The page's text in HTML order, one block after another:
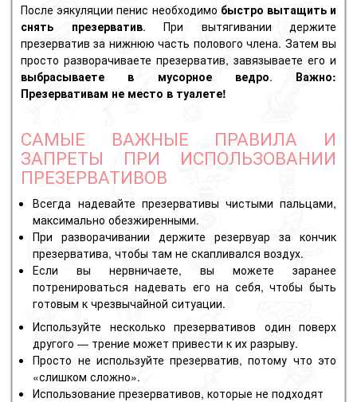
После эякуляции пенис необходимо быстро вытащить и
снять презерватив. При вытягивании держите
презерватив за нижнюю часть полового члена. Затем вы
просто разворачиваете презерватив, завязываете его и
выбрасываете в мусорное ведро. Важно:
Презервативам не место в туалете!
САМЫЕ ВАЖНЫЕ ПРАВИЛА И
ЗАПРЕТЫ ПРИ ИСПОЛЬЗОВАНИИ
ПРЕЗЕРВАТИВОВ
Всегда надевайте презервативы чистыми пальцами,
максимально обезжиренными.
При разворачивании держите резервуар за кончик
презерватива, чтобы там не скапливался воздух.
Если вы нервничаете, вы можете заранее
потренироваться надевать его на себя, чтобы быть
готовым к чрезвычайной ситуации.
Используйте несколько презервативов один поверх
другого — трение может привести к их разрыву.
Просто не используйте презерватив, потому что это
«слишком сложно».
Использование презервативов, которые не подходят